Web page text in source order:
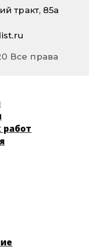
тракт, 85а
Все права